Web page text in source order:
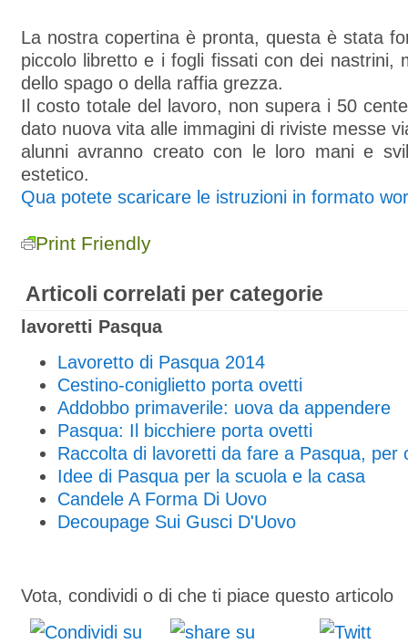
La nostra copertina è pronta, questa è stata
piccolo libretto e i fogli fissati con dei nastrini,
dello spago o della raffia grezza.
Il costo totale del lavoro, non supera i 50
dato nuova vita alle immagini di riviste messe
alunni avranno creato con le loro mani e
estetico.
Qua potete scaricare le istruzioni in formato
Print Friendly
Articoli correlati per categorie
lavoretti Pasqua
Lavoretto di Pasqua 2014
Cestino-coniglietto porta ovetti
Addobbo primaverile: uova da appendere
Pasqua: Il bicchiere porta ovetti
Raccolta di lavoretti da fare a Pasqua, per
Idee di Pasqua per la scuola e la casa
Candele A Forma Di Uovo
Decoupage Sui Gusci D'Uovo
Vota, condividi o di che ti piace questo articolo